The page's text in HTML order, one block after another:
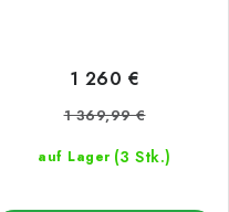
auf Lager (3 Stk.)
1 260 €
1 369,99 €